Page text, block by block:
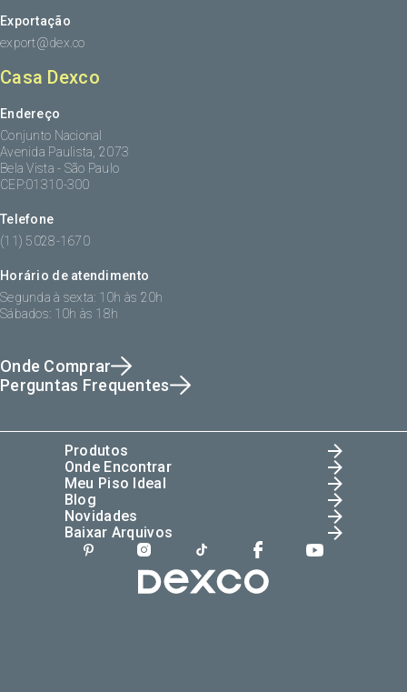
Exportação
export@dex.co
Casa Dexco
Endereço
Conjunto Nacional
Avenida Paulista, 2073
Bela Vista - São Paulo
CEP:01310-300
Telefone
(11) 5028-1670
Horário de atendimento
Segunda à sexta: 10h às 20h
Sábados: 10h às 18h
Onde Comprar
Perguntas Frequentes
Produtos
Onde Encontrar
Meu Piso Ideal
Blog
Novidades
Baixar Arquivos